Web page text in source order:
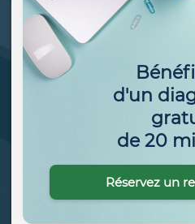
d'un
de 20
Réservez un